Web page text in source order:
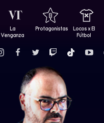
La
Venganza
Protagonistas
Locos x El
Fútbol